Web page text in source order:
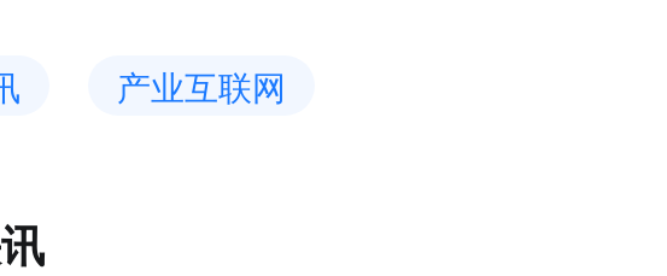
产业互联网